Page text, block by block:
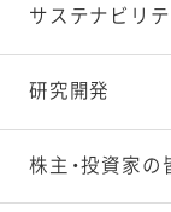
サステナビリテ
研究開発
株主・投資家の